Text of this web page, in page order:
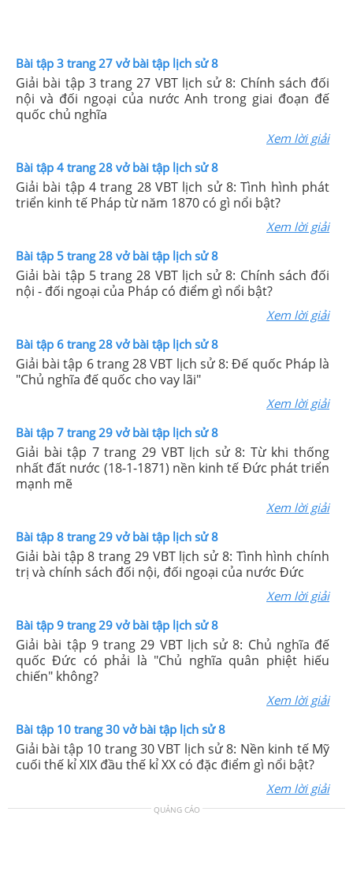
Bài tập 3 trang 27 vở bài tập lịch sử 8
Giải bài tập 3 trang 27 VBT lịch sử 8: Chính sách đối
nội và đối ngoại của nước Anh trong giai đoạn đế
quốc chủ nghĩa
Xem lời giải
Bài tập 4 trang 28 vở bài tập lịch sử 8
Giải bài tập 4 trang 28 VBT lịch sử 8: Tình hình phát
triển kinh tế Pháp từ năm 1870 có gì nổi bật?
Xem lời giải
Bài tập 5 trang 28 vở bài tập lịch sử 8
Giải bài tập 5 trang 28 VBT lịch sử 8: Chính sách đối
nội - đối ngoại của Pháp có điểm gì nổi bật?
Xem lời giải
Bài tập 6 trang 28 vở bài tập lịch sử 8
Giải bài tập 6 trang 28 VBT lịch sử 8: Đế quốc Pháp là
"Chủ nghĩa đế quốc cho vay lãi"
Xem lời giải
Bài tập 7 trang 29 vở bài tập lịch sử 8
Giải bài tập 7 trang 29 VBT lịch sử 8: Từ khi thống
nhất đất nước (18-1-1871) nền kinh tế Đức phát triển
mạnh mẽ
Xem lời giải
Bài tập 8 trang 29 vở bài tập lịch sử 8
Giải bài tập 8 trang 29 VBT lịch sử 8: Tình hình chính
trị và chính sách đối nội, đối ngoại của nước Đức
Xem lời giải
Bài tập 9 trang 29 vở bài tập lịch sử 8
Giải bài tập 9 trang 29 VBT lịch sử 8: Chủ nghĩa đế
quốc Đức có phải là "Chủ nghĩa quân phiệt hiếu
chiến" không?
Xem lời giải
Bài tập 10 trang 30 vở bài tập lịch sử 8
Giải bài tập 10 trang 30 VBT lịch sử 8: Nền kinh tế Mỹ
cuối thế kỉ XIX đầu thế kỉ XX có đặc điểm gì nổi bật?
Xem lời giải
QUẢNG CÁO